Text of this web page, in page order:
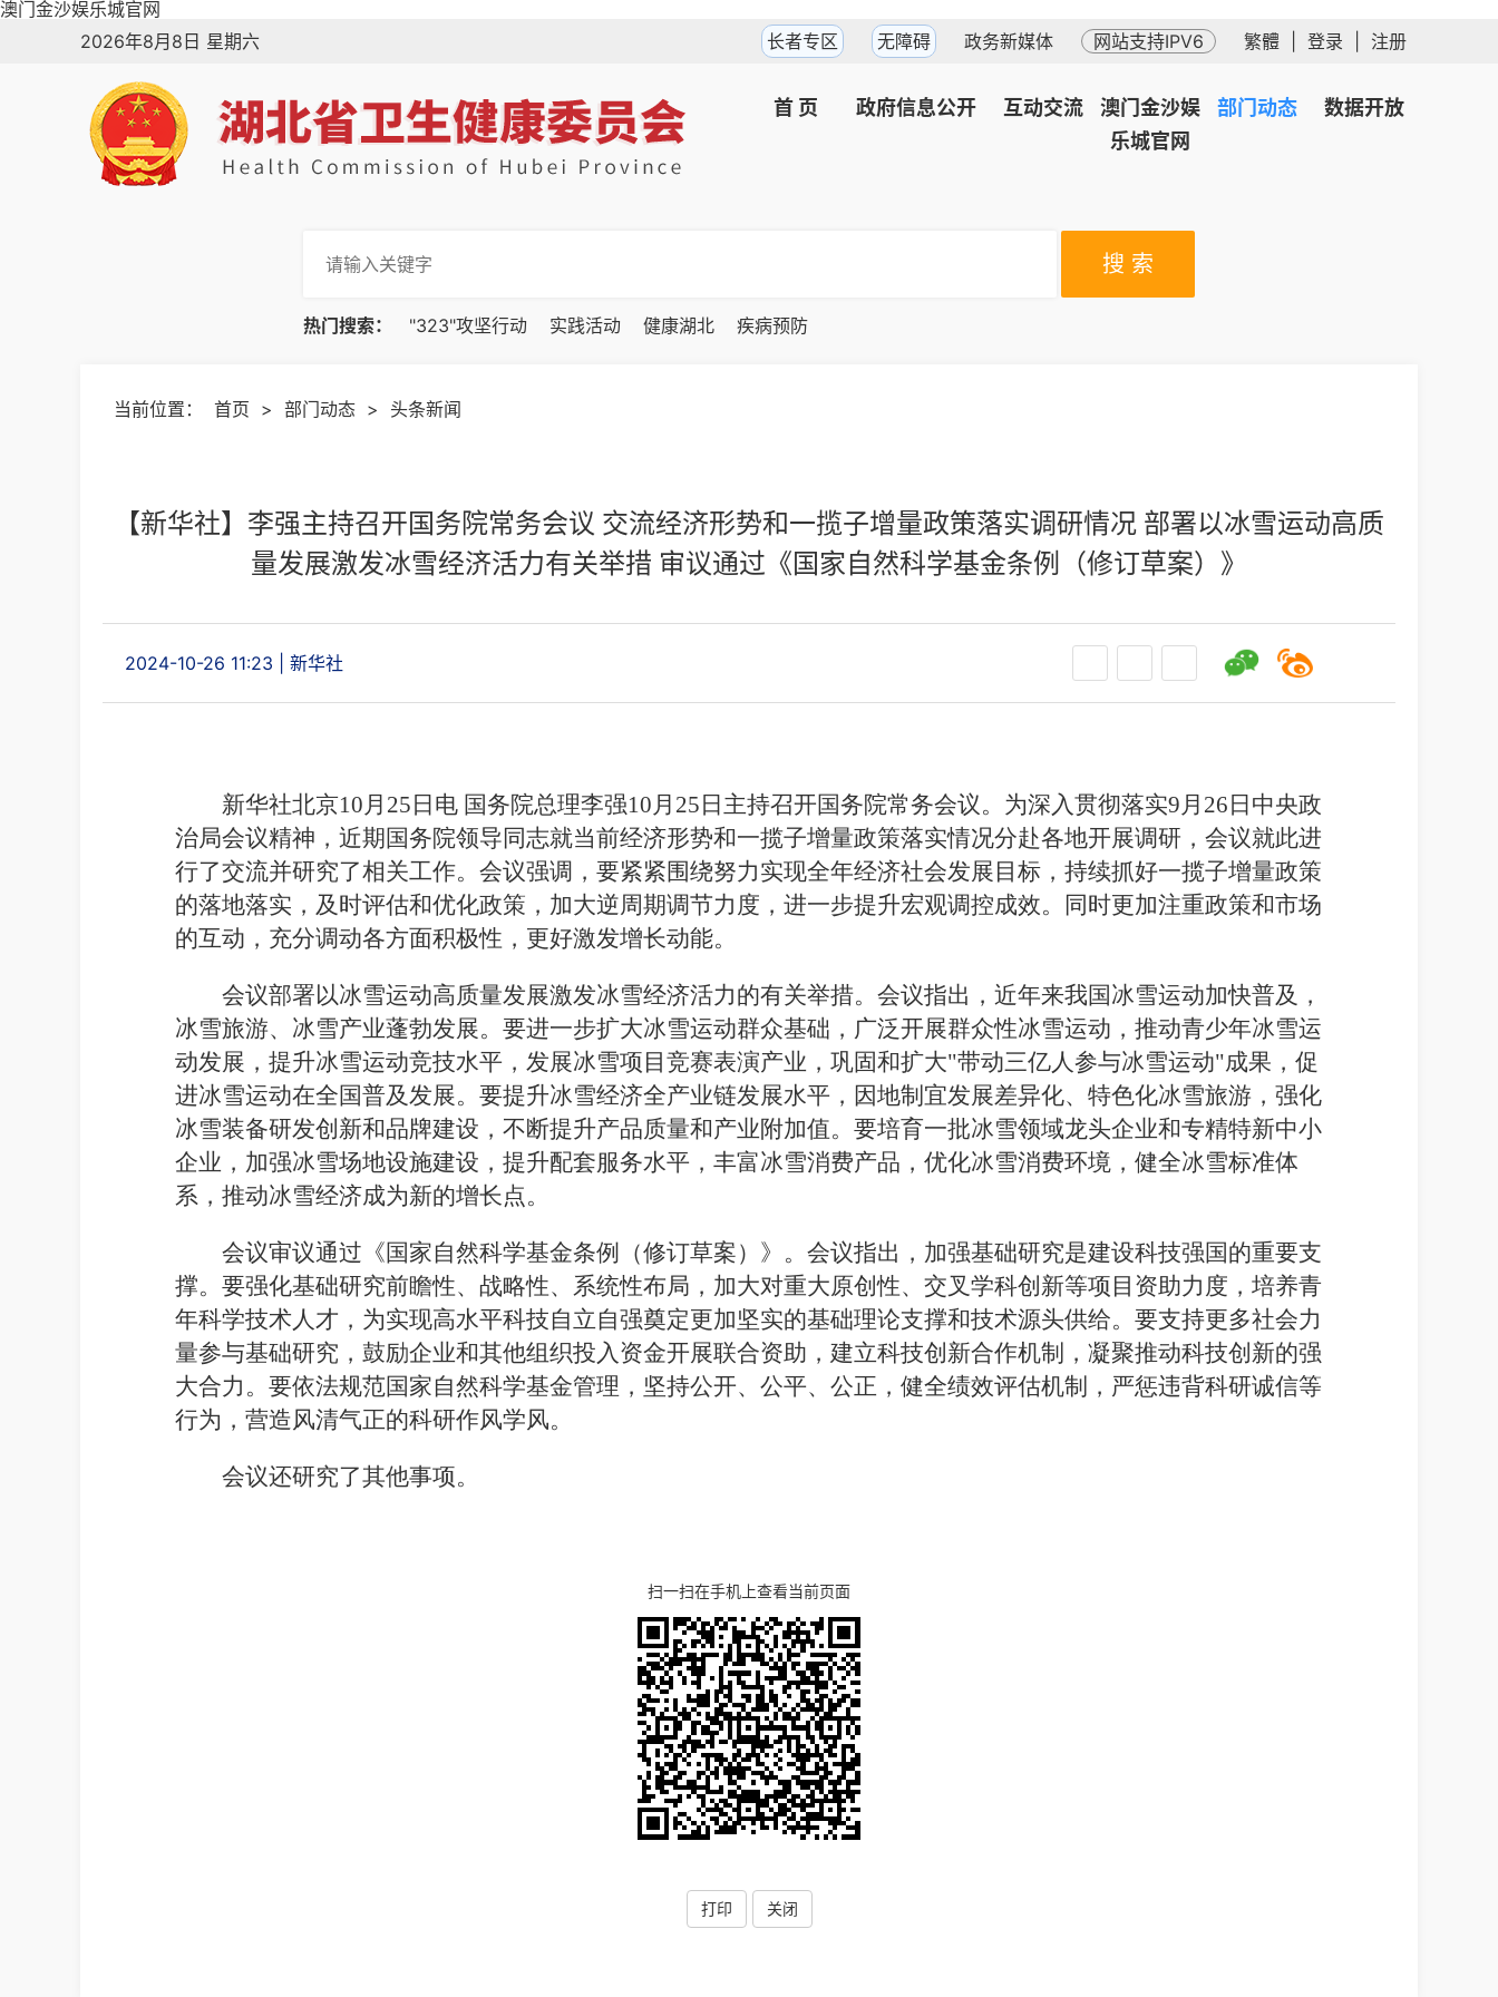
澳门金沙娱乐城官网
2026年8月8日 星期六
长者专区 无障碍 政务新媒体 网站支持IPV6 繁體 登录 注册
首 页 政府信息公开 互动交流
澳门金沙娱
乐城官网
部门动态 数据开放
搜 索
热门搜索： "323"攻坚行动 实践活动 健康湖北 疾病预防
当前位置： 首页 > 部门动态 > 头条新闻
【新华社】李强主持召开国务院常务会议 交流经济形势和一揽子增量政策落实调研情况 部署以冰雪运动高质
量发展激发冰雪经济活力有关举措 审议通过《国家自然科学基金条例（修订草案）》
2024-10-26 11:23 新华社
新华社北京10月25日电 国务院总理李强10月25日主持召开国务院常务会议。为深入贯彻落实9月26日中央政
治局会议精神，近期国务院领导同志就当前经济形势和一揽子增量政策落实情况分赴各地开展调研，会议就此进
行了交流并研究了相关工作。会议强调，要紧紧围绕努力实现全年经济社会发展目标，持续抓好一揽子增量政策
的落地落实，及时评估和优化政策，加大逆周期调节力度，进一步提升宏观调控成效。同时更加注重政策和市场
的互动，充分调动各方面积极性，更好激发增长动能。
会议部署以冰雪运动高质量发展激发冰雪经济活力的有关举措。会议指出，近年来我国冰雪运动加快普及，
冰雪旅游、冰雪产业蓬勃发展。要进一步扩大冰雪运动群众基础，广泛开展群众性冰雪运动，推动青少年冰雪运
动发展，提升冰雪运动竞技水平，发展冰雪项目竞赛表演产业，巩固和扩大"带动三亿人参与冰雪运动"成果，促
进冰雪运动在全国普及发展。要提升冰雪经济全产业链发展水平，因地制宜发展差异化、特色化冰雪旅游，强化
冰雪装备研发创新和品牌建设，不断提升产品质量和产业附加值。要培育一批冰雪领域龙头企业和专精特新中小
企业，加强冰雪场地设施建设，提升配套服务水平，丰富冰雪消费产品，优化冰雪消费环境，健全冰雪标准体
系，推动冰雪经济成为新的增长点。
会议审议通过《国家自然科学基金条例（修订草案）》。会议指出，加强基础研究是建设科技强国的重要支
撑。要强化基础研究前瞻性、战略性、系统性布局，加大对重大原创性、交叉学科创新等项目资助力度，培养青
年科学技术人才，为实现高水平科技自立自强奠定更加坚实的基础理论支撑和技术源头供给。要支持更多社会力
量参与基础研究，鼓励企业和其他组织投入资金开展联合资助，建立科技创新合作机制，凝聚推动科技创新的强
大合力。要依法规范国家自然科学基金管理，坚持公开、公平、公正，健全绩效评估机制，严惩违背科研诚信等
行为，营造风清气正的科研作风学风。
会议还研究了其他事项。
扫一扫在手机上查看当前页面
打印 关闭